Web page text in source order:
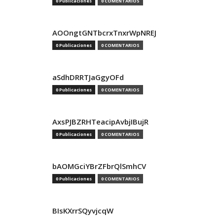
AOOngtGNTbcrxTnxrWpNREJ
0 Publicaciones 0 COMENTARIOS
aSdhDRRTJaGgyOFd
0 Publicaciones 0 COMENTARIOS
AxsPJBZRHTeacipAvbjIBujR
0 Publicaciones 0 COMENTARIOS
bAOMGciYBrZFbrQlSmhCV
0 Publicaciones 0 COMENTARIOS
BIsKXrrSQyvjcqW